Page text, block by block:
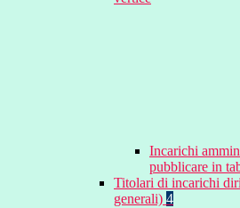
Incarichi
pubblicare in
Titolari di incarichi
generali) 4